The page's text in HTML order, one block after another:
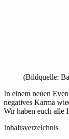
(Bildquelle:
In einem neuen
negatives Karma
Wir haben euch alle
Inhaltsverzeichnis